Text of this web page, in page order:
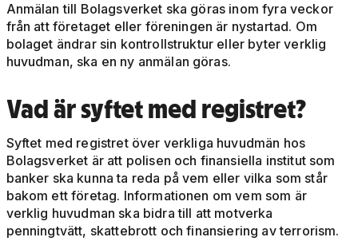
Anmälan till Bolagsverket ska göras inom fyra veckor
från att företaget eller föreningen är nystartad. Om
bolaget ändrar sin kontrollstruktur eller byter verklig
huvudman, ska en ny anmälan göras.
Vad är syftet med registret?
Syftet med registret över verkliga huvudmän hos
Bolagsverket är att polisen och finansiella institut som
banker ska kunna ta reda på vem eller vilka som står
bakom ett företag. Informationen om vem som är
verklig huvudman ska bidra till att motverka
penningtvätt, skattebrott och finansiering av terrorism.